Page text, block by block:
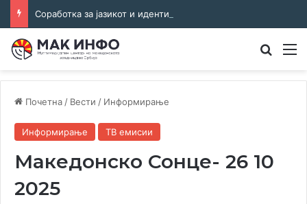
Почетна / Вести / Информирање
Информирање ТВ емисии
Македонско Сонце- 26 10
2025